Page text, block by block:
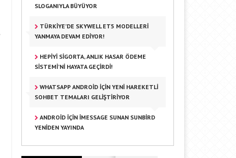
SLOGANIYLA BÜYÜYOR
TÜRKIYE’DE SKYWELL ET5 MODELLERI
YANMAYA DEVAM EDIYOR!
HEPIYI SIGORTA, ANLIK HASAR ÖDEME
SISTEMI’NI HAYATA GEÇIRDI!
WHATSAPP ANDROID IÇIN YENI HAREKETLI
SOHBET TEMALARI GELIŞTIRIYOR
ANDROID IÇIN IMESSAGE SUNAN SUNBIRD
YENIDEN YAYINDA